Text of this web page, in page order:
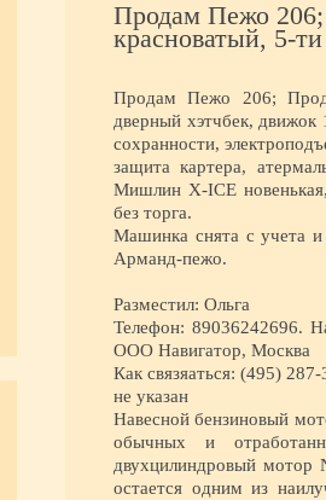
Продам Пежо 206;
красноватый, 5-
Продам Пежо 206;
дверный хэтчбек,
сохранности,
защита картера,
Мишлин X-ICE
без торга.
Машинка снята с учета и
Арманд-пежо.
Разместил: Ольга
Телефон: 89036242696.
ООО Навигатор, Москва
Как связяаться: (495)
не указан
Навесной бензиновый
обычных и
двухцилиндровый
остается одним из